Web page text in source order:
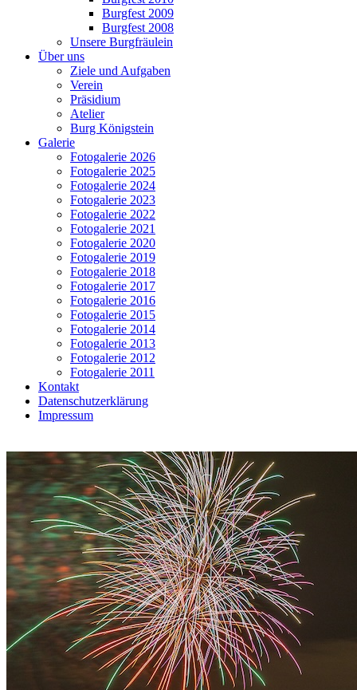
Burgfest 2009
Burgfest 2008
Unsere Burgfräulein
Über uns
Ziele und Aufgaben
Verein
Präsidium
Atelier
Burg Königstein
Galerie
Fotogalerie 2026
Fotogalerie 2025
Fotogalerie 2024
Fotogalerie 2023
Fotogalerie 2022
Fotogalerie 2021
Fotogalerie 2020
Fotogalerie 2019
Fotogalerie 2018
Fotogalerie 2017
Fotogalerie 2016
Fotogalerie 2015
Fotogalerie 2014
Fotogalerie 2013
Fotogalerie 2012
Fotogalerie 2011
Kontakt
Datenschutzerklärung
Impressum